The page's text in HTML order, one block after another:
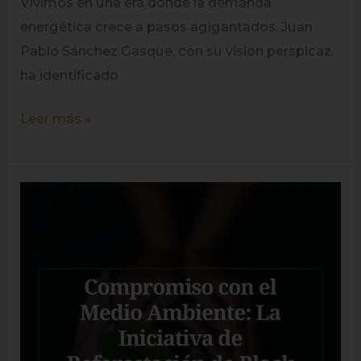
energética crece a pasos agigantados. Juan
Pablo Sánchez Gasque, con su visión perspicaz,
ha identificado
Leer más »
Ambiente: